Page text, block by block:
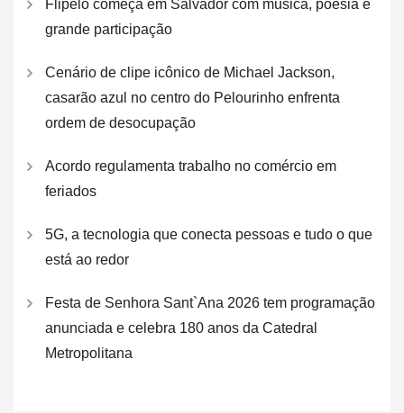
Flipelô começa em Salvador com música, poesia e
grande participação
Cenário de clipe icônico de Michael Jackson,
casarão azul no centro do Pelourinho enfrenta
ordem de desocupação
Acordo regulamenta trabalho no comércio em
feriados
5G, a tecnologia que conecta pessoas e tudo o que
está ao redor
Festa de Senhora Sant`Ana 2026 tem programação
anunciada e celebra 180 anos da Catedral
Metropolitana